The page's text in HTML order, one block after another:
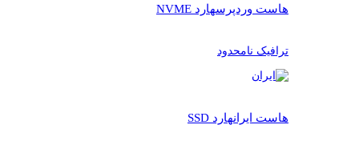
هاست وردپرسهارد NVME
ترافیک نامحدود
هاست ایرانهارد SSD